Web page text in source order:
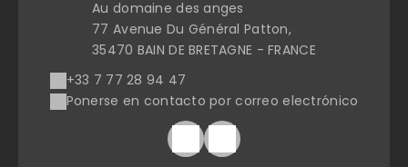
Au domaine des anges
77 Avenue Du Général Patton,
35470 BAIN DE BRETAGNE - FRANCE
+33 7 77 28 94 47
Ponerse en contacto por correo electrónico